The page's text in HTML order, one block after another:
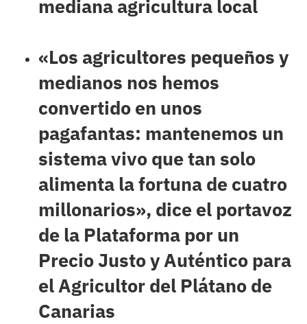
mediana agricultura local
«Los agricultores pequeños y
medianos nos hemos
convertido en unos
pagafantas: mantenemos un
sistema vivo que tan solo
alimenta la fortuna de cuatro
millonarios», dice el portavoz
de la Plataforma por un
Precio Justo y Auténtico para
el Agricultor del Plátano de
Canarias